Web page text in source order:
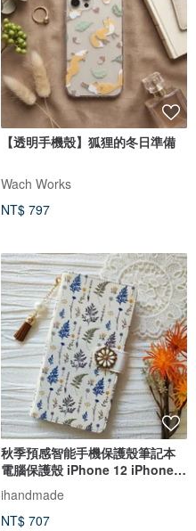
【透明手機殼】狐狸的冬日準備
Wach Works
NT$ 797
秋季預感智能手機保護殼筆記本
電腦保護殼 iPhone 12 iPhone
XR iPhone 11 Xperia 10 IV
Galaxy S23 Android
ihandmade
NT$ 707